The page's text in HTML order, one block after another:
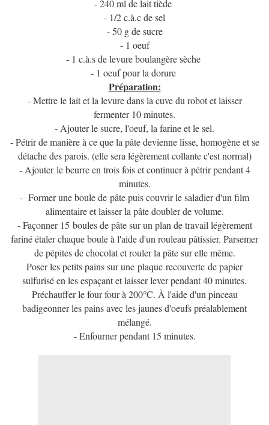
- 240 ml de lait tiède
- 1/2 c.à.c de sel
- 50 g de sucre
- 1 oeuf
- 1 c.à.s de levure boulangère sèche
- 1 oeuf pour la dorure
Préparation:
- Mettre le lait et la levure dans la cuve du robot et laisser
fermenter 10 minutes.
- Ajouter le sucre, l'oeuf, la farine et le sel.
- Pétrir de manière à ce que la pâte devienne lisse, homogène et se
détache des parois. (elle sera légèrement collante c'est normal)
- Ajouter le beurre en trois fois et continuer à pétrir pendant 4
minutes.
- Former une boule de pâte puis couvrir le saladier d'un film
alimentaire et laisser la pâte doubler de volume.
- Façonner 15 boules de pâte sur un plan de travail légèrement
fariné étaler chaque boule à l'aide d'un rouleau pâtissier. Parsemer
de pépites de chocolat et rouler la pâte sur elle même.
Poser les petits pains sur une plaque recouverte de papier
sulfurisé en les espaçant et laisser lever pendant 40 minutes.
Préchauffer le four four à 200°C. À l'aide d'un pinceau
badigeonner les pains avec les jaunes d'oeufs préalablement
mélangé.
- Enfourner pendant 15 minutes.